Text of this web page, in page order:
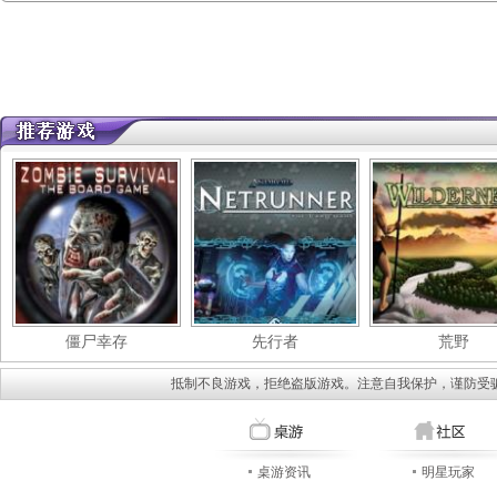
僵尸幸存 先行者 荒野
抵制不良游戏，拒绝盗版游戏。注意自我保护，谨防
桌游资讯
明星玩家